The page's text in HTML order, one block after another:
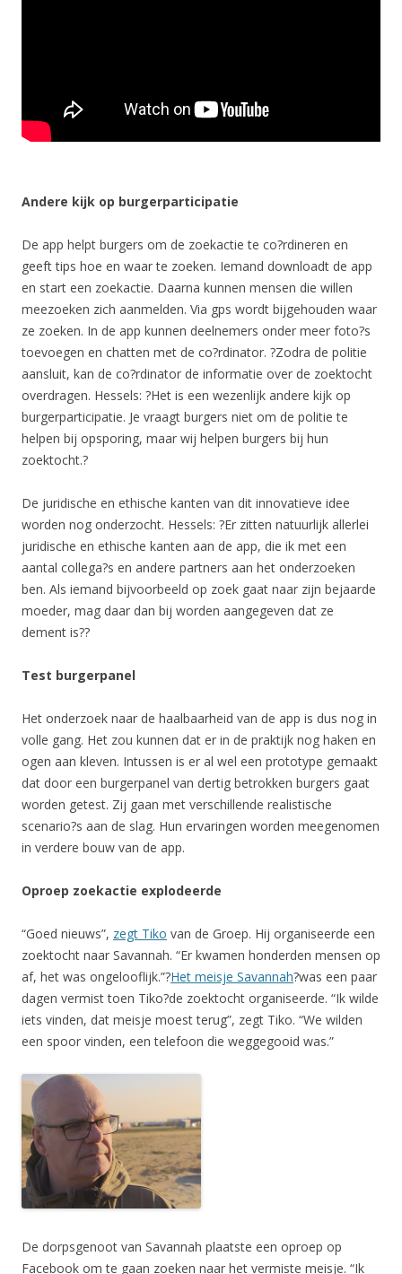
Andere kijk op burgerparticipatie
De app helpt burgers om de zoekactie te co?rdineren en
geeft tips hoe en waar te zoeken. Iemand downloadt de app
en start een zoekactie. Daarna kunnen mensen die willen
meezoeken zich aanmelden. Via gps wordt bijgehouden waar
ze zoeken. In de app kunnen deelnemers onder meer foto?s
toevoegen en chatten met de co?rdinator. ?Zodra de politie
aansluit, kan de co?rdinator de informatie over de zoektocht
overdragen. Hessels: ?Het is een wezenlijk andere kijk op
burgerparticipatie. Je vraagt burgers niet om de politie te
helpen bij opsporing, maar wij helpen burgers bij hun
zoektocht.?
De juridische en ethische kanten van dit innovatieve idee
worden nog onderzocht. Hessels: ?Er zitten natuurlijk allerlei
juridische en ethische kanten aan de app, die ik met een
aantal collega?s en andere partners aan het onderzoeken
ben. Als iemand bijvoorbeeld op zoek gaat naar zijn bejaarde
moeder, mag daar dan bij worden aangegeven dat ze
dement is??
Test burgerpanel
Het onderzoek naar de haalbaarheid van de app is dus nog in
volle gang. Het zou kunnen dat er in de praktijk nog haken en
ogen aan kleven. Intussen is er al wel een prototype gemaakt
dat door een burgerpanel van dertig betrokken burgers gaat
worden getest. Zij gaan met verschillende realistische
scenario?s aan de slag. Hun ervaringen worden meegenomen
in verdere bouw van de app.
Oproep zoekactie explodeerde
“Goed nieuws”, zegt Tiko van de Groep. Hij organiseerde een
zoektocht naar Savannah. “Er kwamen honderden mensen op
af, het was ongelooflijk.”?Het meisje Savannah?was een paar
dagen vermist toen Tiko?de zoektocht organiseerde. “Ik wilde
iets vinden, dat meisje moest terug”, zegt Tiko. “We wilden
een spoor vinden, een telefoon die weggegooid was.”
De dorpsgenoot van Savannah plaatste een oproep op
Facebook om te gaan zoeken naar het vermiste meisje. “Ik